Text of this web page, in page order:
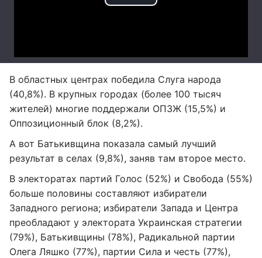
В областных центрах победила Слуга народа
(40,8%). В крупных городах (более 100 тысяч
жителей) многие поддержали ОПЗЖ (15,5%) и
Оппозиционный блок (8,2%).
А вот Батькивщина показала самый лучший
результат в селах (9,8%), заняв там второе место.
В электоратах партий Голос (52%) и Свобода (55%)
больше половины составляют избиратели
Западного региона; избиратели Запада и Центра
преобладают у электората Украинская стратегии
(79%), Батькивщины (78%), Радикальной партии
Олега Ляшко (77%), партии Сила и честь (77%),